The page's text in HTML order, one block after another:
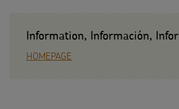
Information, Información,
HOMEPAGE